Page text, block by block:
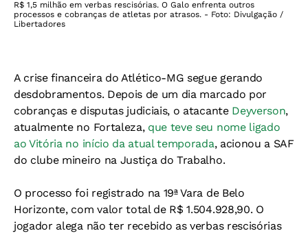
R$ 1,5 milhão em verbas rescisórias. O Galo enfrenta outros
processos e cobranças de atletas por atrasos. - Foto: Divulgação /
Libertadores
A crise financeira do Atlético-MG segue gerando
desdobramentos. Depois de um dia marcado por
cobranças e disputas judiciais, o atacante Deyverson,
atualmente no Fortaleza, que teve seu nome ligado
ao Vitória no início da atual temporada, acionou a SAF
do clube mineiro na Justiça do Trabalho.
O processo foi registrado na 19ª Vara de Belo
Horizonte, com valor total de R$ 1.504.928,90. O
jogador alega não ter recebido as verbas rescisórias